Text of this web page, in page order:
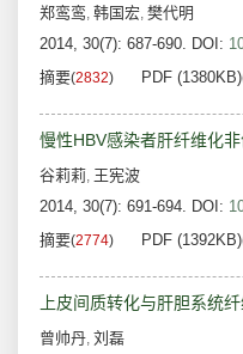
郑鸾鸾, 韩国宏, 樊代明
2014, 30(7): 687-690. DOI:
摘要(2832) PDF (1380KB)
慢性HBV感染者肝纤维化
谷莉莉, 王宪波
2014, 30(7): 691-694. DOI:
摘要(2774) PDF (1392KB)
上皮间质转化与肝胆系统
曾帅丹, 刘磊